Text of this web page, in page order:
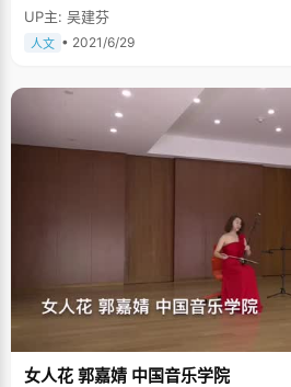
学习，每天晚上抽出一节课的时间请老师为自
人在寝室学习，&quot;补语文都补到恶心的地
得大跳起来，在他心里，状元就意味着清华
努力学习，让父母过上幸福的生活 曹飞的家
民，自从&quot;农转非&quot;以后，就没有
庆一中免去了曹飞的全部学杂费，并提供一定
中的学习生活。 虽然曹飞爸妈的文化程度不
好好学习，平时就算省吃俭用也要供孩子上
知道清华是什么&quot;。大一点了，曹飞终于
仅是全国最好的学校，更是父母的一个希望
件，没有广阔的脉络关系，要改变这个贫寒的
力。 尽管最后没有选择清华，但考了状元让
和骄傲，北大，在父母的眼中是陌生的，但
着相同的意义。 曹飞说，自己对未来的理想
好将自己喜欢的数学学好，希望以后能够有
入，改善自己的家庭情况，让父母生活得幸
单薄的身形显得有些弱不禁风，但是他眼中
和坚定，他腼腆的笑着，率真的说着，以后的
UP主: 吴建芬
人文 • 2021/6/29
女人花 郭嘉婧 中国音乐学院